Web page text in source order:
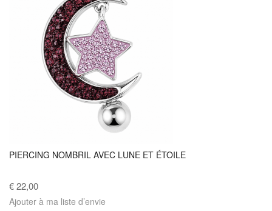
PIERCING NOMBRIL AVEC LUNE ET ÉTOILE
€ 22,00
Ajouter à ma liste d’envie